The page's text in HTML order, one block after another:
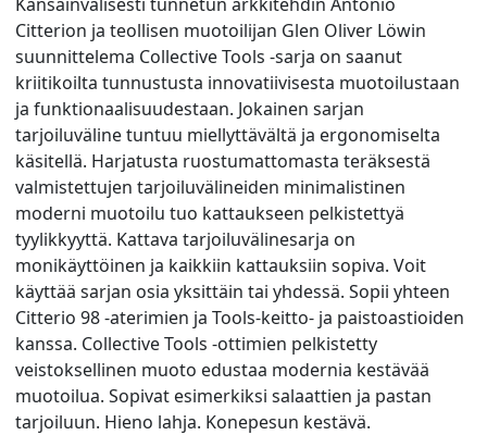
Citterion ja teollisen muotoilijan Glen Oliver Löwin
suunnittelema Collective Tools -sarja on saanut
kriitikoilta tunnustusta innovatiivisesta muotoilustaan
ja funktionaalisuudestaan. Jokainen sarjan
tarjoiluväline tuntuu miellyttävältä ja ergonomiselta
käsitellä. Harjatusta ruostumattomasta teräksestä
valmistettujen tarjoiluvälineiden minimalistinen
moderni muotoilu tuo kattaukseen pelkistettyä
tyylikkyyttä. Kattava tarjoiluvälinesarja on
monikäyttöinen ja kaikkiin kattauksiin sopiva. Voit
käyttää sarjan osia yksittäin tai yhdessä. Sopii yhteen
Citterio 98 -aterimien ja Tools-keitto- ja paistoastioiden
kanssa. Collective Tools -ottimien pelkistetty
veistoksellinen muoto edustaa modernia kestävää
muotoilua. Sopivat esimerkiksi salaattien ja pastan
tarjoiluun. Hieno lahja. Konepesun kestävä.